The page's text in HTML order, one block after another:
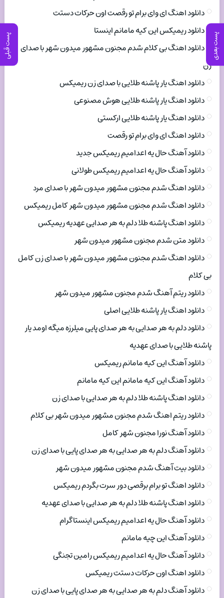
پست بعدی پست قبلی
دانلود اهنگ ای وای برام تو رقصت اون حرکات دستت
دانلود ریمیکس این کیه مامانم اینستا
دانلود اهنگ بی کلام شدم مجنون مشهور میدون شهر با صدای
زن
دانلود اهنگ یار پاشنه طلایی با صدای زن ریمیکس
دانلود اهنگ یار پاشنه طلایی هوش مصنوعی
دانلود اهنگ یار پاشنه طلایی ارکستی
دانلود اهنگ ای وای برام تو رقصت
دانلود آهنگ حال یه اعدامیم ریمیکس جدید
دانلود آهنگ حال یه اعدامیم ریمیکس طولانی
دانلود اهنگ شدم مجنون مشهور میدون شهر با صدای مرد
دانلود اهنگ شدم مجنون مشهور میدون شهر کامل ریمیکس
دانلود اهنگ پاشنه طلا دلم به هر صدایی عهدیه ریمیکس
دانلود متن شدم مجنون مشهور میدون شهر
دانلود اهنگ شدم مجنون مشهور میدون شهر با صدای زن کامل
بی کلام
دانلود ریتم آهنگ شدم مجنون مشهور میدون شهر
دانلود اهنگ یار پاشنه طلایی اصلی
دانلود دلم به هر صدایی به هر صدای پایی میلرزه میگه اومد یار
پاشنه طلایی با صدای عهدیه
دانلود آهنگ این کیه مامانم ریمیکس
دانلود آهنگ این کیه مامانم این کیه مامانم
دانلود اهنگ پاشنه طلا دلم به هر صدایی با صدای زن
دانلود ریتم اهنگ شدم مجنون مشهور میدون شهر بی کلام
دانلود آهنگ نورا مجنون شهر کامل
دانلود آهنگ دلم به هر صدایی به هر صدای پایی با صدای زن
دانلود بیت آهنگ شدم مجنون مشهور میدون شهر
دانلود اهنگ تو برام برقصی دور سرت بگردم ریمیکس
دانلود اهنگ پاشنه طلا دلم به هر صدایی با صدای عهدیه
دانلود آهنگ حال یه اعدامیم ریمیکس اینستاگرام
دانلود آهنگ این چیه مامانم
دانلود آهنگ حال یه اعدامیم ریمیکس رامین تجنگی
دانلود اهنگ اون حرکات دستت ریمیکس
دانلود آهنگ دلم به هر صدایی به هر صدای پایی با صدای زن